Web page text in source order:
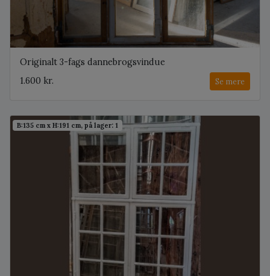
Originalt 3-fags dannebrogsvindue
1.600 kr.
Se mere
B:135 cm x H:191 cm, på lager: 1